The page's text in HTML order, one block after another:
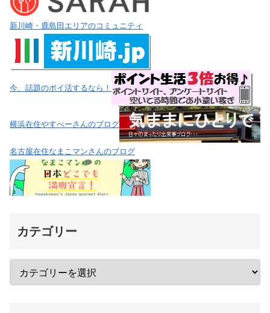
新川崎・鹿島田エリアのコミュニティ
今、話題のポイ活するなら！
横浜在住やすべーさんのブログ
名古屋在住なまこマンさんのブログ
カテゴリー